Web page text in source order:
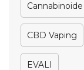
Cannabinoide
CBD Vaping
EVALI